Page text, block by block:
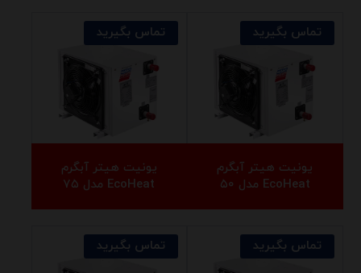
یونیت هیتر آبگرم
EcoHeat مدل ۵۰
تماس بگیرید
یونیت هیتر آبگرم
EcoHeat مدل ۷۵
تماس بگیرید
تماس بگیرید تماس بگیرید